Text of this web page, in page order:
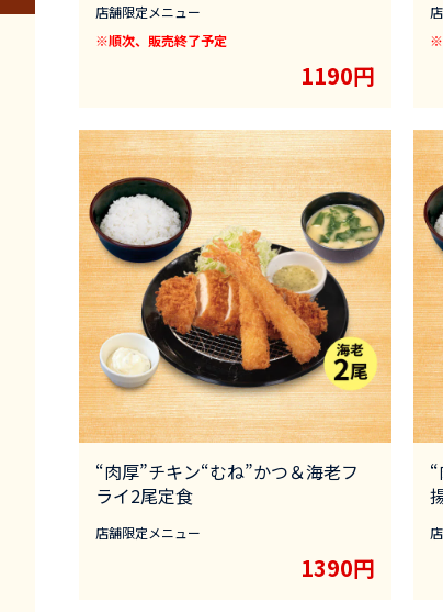
店舗限定メニュー
※順次、販売終了予定
1190円
※
“肉厚”チキン“むね”かつ＆海老フ
ライ2尾定食
店舗限定メニュー
1390円